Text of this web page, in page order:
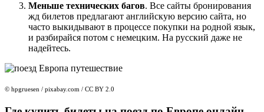
Меньше технических багов. Все сайты бронирования
жд билетов предлагают английскую версию сайта, но
часто выкидывают в процессе покупки на родной язык,
и разбирайся потом с немецким. На русский даже не
надейтесь.
© hpgruesen / pixabay.com / CC BY 2.0